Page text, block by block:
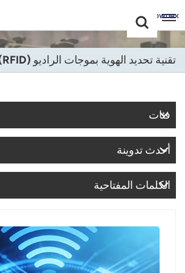
+86 -18681515767
English
Français
Deutsch
Italiano
Português
Nederland
تقنية تحديد الهوية بموجات الراديو (RFID)
فئات
أحدث تدوينة
الكلمات المفتاحية